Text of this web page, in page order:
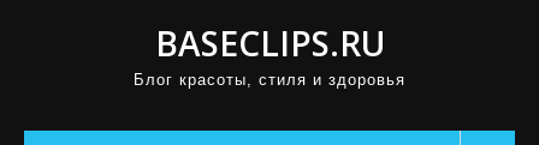
BASECLIPS.RU
Блог красоты, стиля и здоровья